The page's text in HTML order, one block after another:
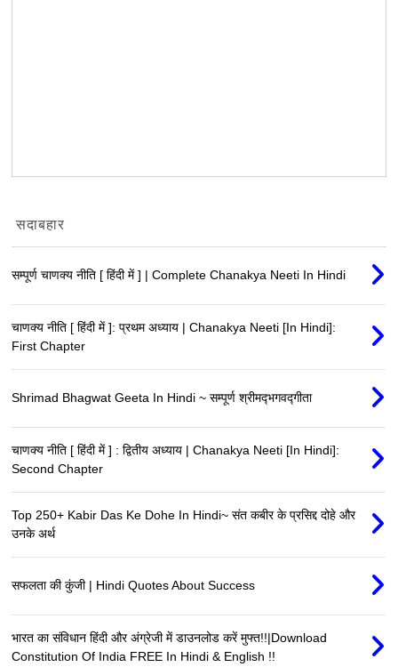
सदाबहार
सम्पूर्ण चाणक्य नीति [ हिंदी में ] | Complete Chanakya Neeti In Hindi
चाणक्य नीति [ हिंदी में ]: प्रथम अध्याय | Chanakya Neeti [In Hindi]:
First Chapter
Shrimad Bhagwat Geeta In Hindi ~ सम्पूर्ण श्रीमद्‍भगवद्‍गीता
चाणक्य नीति [ हिंदी में ] : द्वितीय अध्याय | Chanakya Neeti [In Hindi]:
Second Chapter
Top 250+ Kabir Das Ke Dohe In Hindi~ संत कबीर के प्रसिद्द दोहे और
उनके अर्थ
सफलता की कुंजी | Hindi Quotes About Success
भारत का संविधान हिंदी और अंग्रेजी में डाउनलोड करें मुफ्त!!|Download
Constitution Of India FREE In Hindi & English !!